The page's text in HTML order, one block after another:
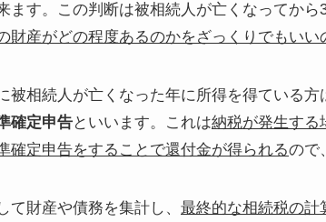
ます。この判断は被相続人が亡くなってか
財産がどの程度あるのかをざっくりでもいい
被相続人が亡くなった年に所得を得ている
確定申告といいます。これは納税が発生する
確定申告をすることで還付金が得られるので
て財産や債務を集計し、 最終的な相続税の計